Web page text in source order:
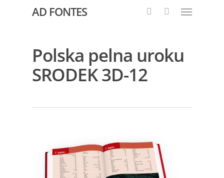
AD FONTES
Polska pelna uroku
SRODEK 3D-12